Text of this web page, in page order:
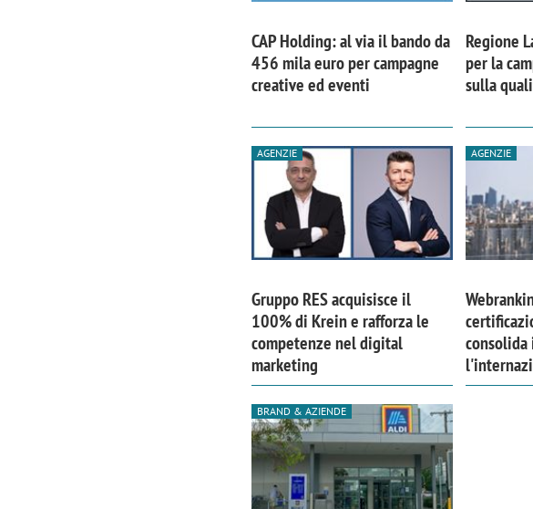
CAP Holding: al via il bando da
456 mila euro per campagne
creative ed eventi
Regione
per la
sulla
AGENZIE
Gruppo RES acquisisce il
100% di Krein e rafforza le
competenze nel digital
marketing
AGENZIE
BRAND & AZIENDE